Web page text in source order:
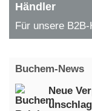
Händler
Für unsere
Buchem-News
Neue